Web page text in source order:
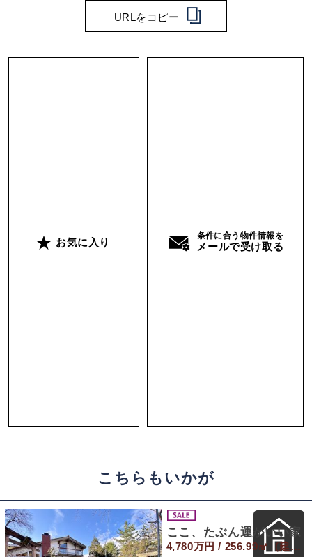
URLをコピー
お気に入り
条件に合う物件情報を
メールで受け取る
こちらもいかが
ここ、たぶん運がいい家
4,780万円 / 256.99㎡（建物） 453.63㎡（敷地）